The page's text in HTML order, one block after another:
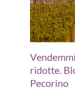
ridotte.
Pecorino